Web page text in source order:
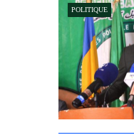
c
l
e
POLITIQUE